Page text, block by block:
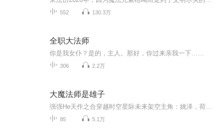
552 130.3万
全职大法师
你是我女仆？是的，主人。那好，你过来亲我一下……
306 2.2万
大魔法师是雄子
85 5.1万